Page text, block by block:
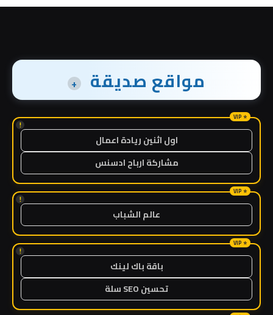
مواقع صديقة +
!
اول اثنين ريادة اعمال
مشاركة ارباح ادسنس
!
عالم الشباب
!
باقة باك لينك
تحسين SEO سلة